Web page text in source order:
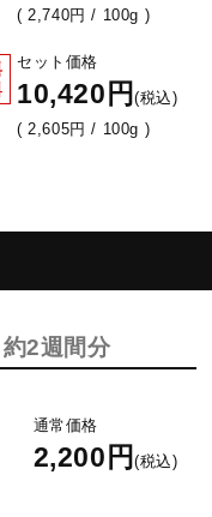
( 2,740円 / 100g )
セット価格
10,420円(税込)
( 2,605円 / 100g )
約2週間分
通常価格
2,200円(税込)